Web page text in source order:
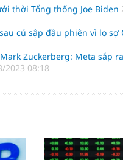
thời Tổng thống Joe Biden
cú sập đầu phiên vì lo
Mark Zuckerberg: Meta
2023 08:18